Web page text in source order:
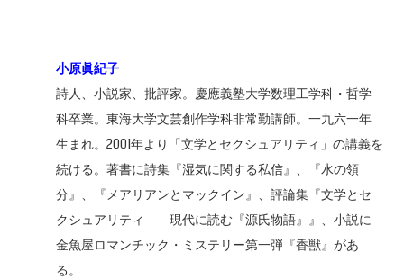
小原眞紀子
詩人、小説家、批評家。慶應義塾大学数理工学科・哲学
科卒業。東海大学文芸創作学科非常勤講師。一九六一年
生まれ。2001年より「文学とセクシュアリティ」の講義を
続ける。著書に詩集『湿気に関する私信』、『水の領
分』、『メアリアンとマックイン』、評論集『文学とセ
クシュアリティ――現代に読む『源氏物語』』、小説に
金魚屋ロマンチック・ミステリー第一弾『香獣』があ
る。